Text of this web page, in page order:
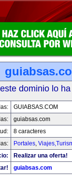
dominio lo
GUIABSAS.COM
guiabsas.com
8 caracteres
Portales,
Realizar una oferta!
guiabsas.com